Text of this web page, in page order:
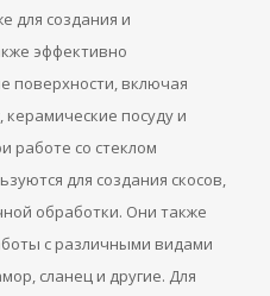
для создания и
эффективно
поверхности, включая
посуду и
работе со стеклом
для создания скосов,
обработки. Они также
с различными видами
сланец и другие. Для